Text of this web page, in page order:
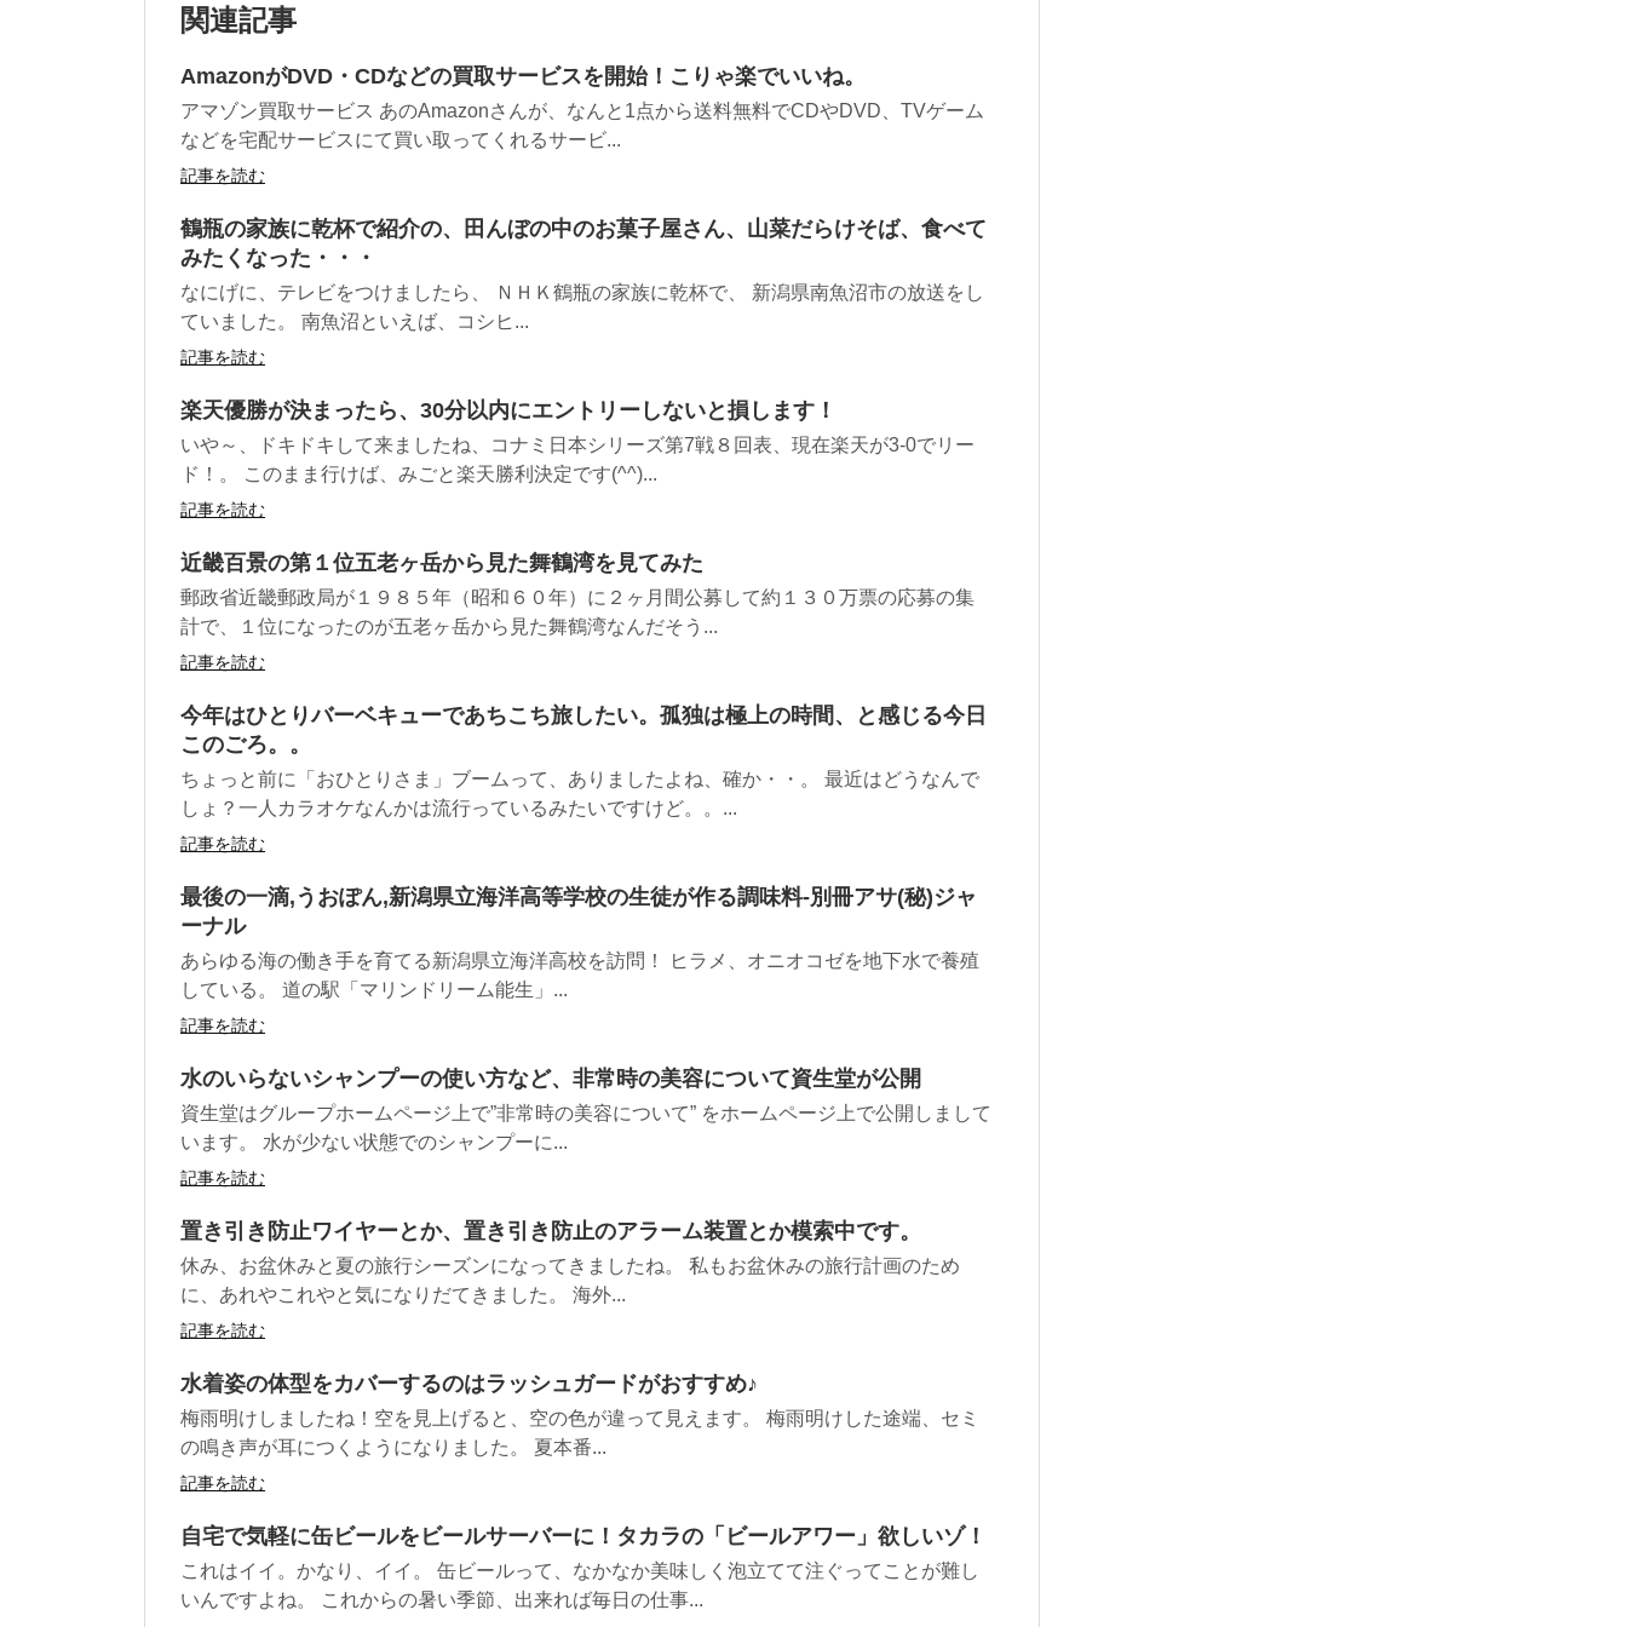
関連記事
AmazonがDVD・CDなどの買取サービスを開始！こりゃ楽でいいね。
アマゾン買取サービス あのAmazonさんが、なんと1点から送料無料でCDやDVD、TVゲーム
などを宅配サービスにて買い取ってくれるサービ...
記事を読む
鶴瓶の家族に乾杯で紹介の、田んぼの中のお菓子屋さん、山菜だらけそば、食べて
みたくなった・・・
なにげに、テレビをつけましたら、 ＮＨＫ鶴瓶の家族に乾杯で、 新潟県南魚沼市の放送をし
ていました。 南魚沼といえば、コシヒ...
記事を読む
楽天優勝が決まったら、30分以内にエントリーしないと損します！
いや～、ドキドキして来ましたね、コナミ日本シリーズ第7戦８回表、現在楽天が3-0でリー
ド！。 このまま行けば、みごと楽天勝利決定です(^^)...
記事を読む
近畿百景の第１位五老ヶ岳から見た舞鶴湾を見てみた
郵政省近畿郵政局が１９８５年（昭和６０年）に２ヶ月間公募して約１３０万票の応募の集
計で、１位になったのが五老ヶ岳から見た舞鶴湾なんだそう...
記事を読む
今年はひとりバーベキューであちこち旅したい。孤独は極上の時間、と感じる今日
このごろ。。
ちょっと前に「おひとりさま」ブームって、ありましたよね、確か・・。 最近はどうなんで
しょ？一人カラオケなんかは流行っているみたいですけど。。...
記事を読む
最後の一滴,うおぽん,新潟県立海洋高等学校の生徒が作る調味料-別冊アサ(秘)ジャ
ーナル
あらゆる海の働き手を育てる新潟県立海洋高校を訪問！ ヒラメ、オニオコゼを地下水で養殖
している。 道の駅「マリンドリーム能生」...
記事を読む
水のいらないシャンプーの使い方など、非常時の美容について資生堂が公開
資生堂はグループホームページ上で”非常時の美容について” をホームページ上で公開しまして
います。 水が少ない状態でのシャンプーに...
記事を読む
置き引き防止ワイヤーとか、置き引き防止のアラーム装置とか模索中です。
休み、お盆休みと夏の旅行シーズンになってきましたね。 私もお盆休みの旅行計画のため
に、あれやこれやと気になりだてきました。 海外...
記事を読む
水着姿の体型をカバーするのはラッシュガードがおすすめ♪
梅雨明けしましたね！空を見上げると、空の色が違って見えます。 梅雨明けした途端、セミ
の鳴き声が耳につくようになりました。 夏本番...
記事を読む
自宅で気軽に缶ビールをビールサーバーに！タカラの「ビールアワー」欲しいゾ！
これはイイ。かなり、イイ。 缶ビールって、なかなか美味しく泡立てて注ぐってことが難し
いんですよね。 これからの暑い季節、出来れば毎日の仕事...